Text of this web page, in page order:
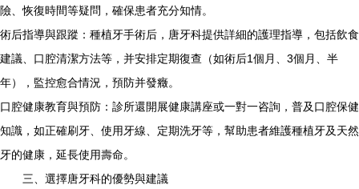
險、恢復時間等疑問，確保患者充分知情。
術后指導與跟蹤：種植牙手術后，唐牙科提供詳細的護理指導，包括飲食
建議、口腔清潔方法等，并安排定期復查（如術后1個月、3個月、半
年），監控愈合情況，預防并發癥。
口腔健康教育與預防：診所還開展健康講座或一對一咨詢，普及口腔保健
知識，如正確刷牙、使用牙線、定期洗牙等，幫助患者維護種植牙及天然
牙的健康，延長使用壽命。
三、選擇唐牙科的優勢與建議